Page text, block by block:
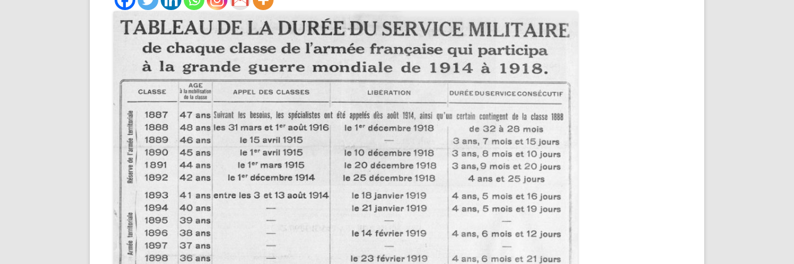
RECHERCHER UN PUPILLE DE LA
NATION
RECHERCHER UN DOUANIER
RECHERCHER UN ANCÊTRE
CHEMINOT
RECHERCHER UNE SÉPULTURE
RECHERCHER UN FRANÇAIS À
L’ÉTRANGER
RECHERCHER UN BAGNARD
FAIRE UNE RECHERCHE AUX
ARCHIVES FÉDÉRALES
ALLEMANDES (BUNDESARCHIV)
RECHERCHER DES ARCHIVES DE
STATISTIQUES DES CONVOIS DE
RAPATRIÉS ARRIVÉS À EVIAN DU
30/07/1917 AU 01/09/1917 –
ADRESSE DÉFINITIVES DES
RAPATRIÉES PAR LA SUISSE
ETAT FAISANT CONNAÎTRE LA
RÉSIDENCE ACTUELLE DES
PERSONNES ÉVACUÉES DU
DÉPARTEMENT DU HAUT-RHIN (5
LISTES ) – 1914-1918
ETAT NOMINATIF DES MALADES
DE L’HÔPITAL CIVIL DE BELFORT
VENANT D’ALSACE ÉVACUÉS (1939-
EXCLU GÉNÉALOMANIAC – ETAT
NOMINATIF DES RESSORTISSANTS
MILITAIRES
CARTE MILITAIRE DE LA FRANCE –
1906
LIEUX D’INTERNEMENT EN FRANCE
1939-1945
DÉPÔTS DE PRISONNIERS
ALLEMANDS (1914-1918)
LISTE DES CAMPS DE PRISONNIERS
DU IIIE REICH
EMPLACEMENTS DES TROUPES
INSTRUCTION DE SERVICE ÉDITION
POUR LE FUSILLER ET LE TIREUR
DIENSTUNTERRICHT IM HEERE.
JOSEPH CLÉMENT (1918-1944)
YANINA HELENA (JEANNE HELENE)
SLEPOWRONSKA (1895-1964) EST
INHUMÉE À SAINTE-MARIE-SUR-
MER (PORNIC – 44 – LOIRE-
ATLANTIQUE)
CIMETIÈRE DE SAINTE-MARIE-SUR-
MER (44) : PHILIPPE RENÉ MARIE
LARAISON (1936-1960)
CIMETIÈRE DE SAINTE-MARIE-SUR-
MER (44) : COLONEL BABONNEAU
RENÉ LOUIS PIERRE (1904-1965)
CIMETIÈRE DE SAINTE-MARIE-SUR-
MER (44) : JEAN AUBINEAU (1910-
1996) ANCIEN DÉPORTÉ DE